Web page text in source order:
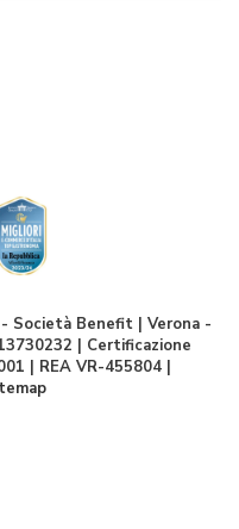
Società Benefit | Verona -
| Certificazione
| REA VR-455804 |